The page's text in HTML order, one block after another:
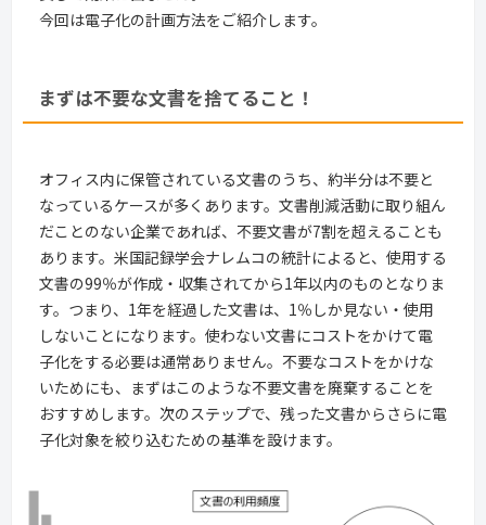
今回は電子化の計画方法をご紹介します。
まずは不要な文書を捨てること！
オフィス内に保管されている文書のうち、約半分は不要と
なっているケースが多くあります。文書削減活動に取り組ん
だことのない企業であれば、不要文書が7割を超えることも
あります。米国記録学会ナレムコの統計によると、使用する
文書の99％が作成・収集されてから1年以内のものとなりま
す。つまり、1年を経過した文書は、1％しか見ない・使用
しないことになります。使わない文書にコストをかけて電
子化をする必要は通常ありません。不要なコストをかけな
いためにも、まずはこのような不要文書を廃棄することを
おすすめします。次のステップで、残った文書からさらに電
子化対象を絞り込むための基準を設けます。